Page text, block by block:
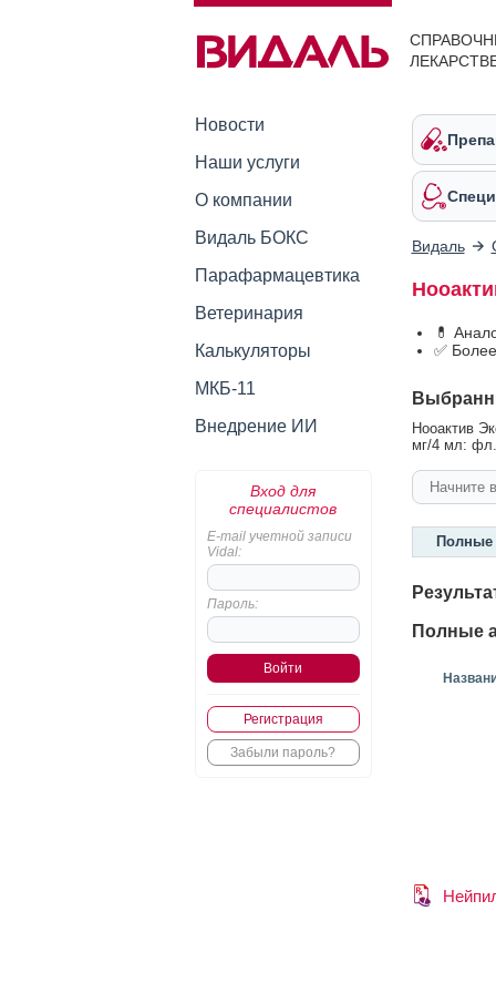
Новости
Наши услуги
О компании
Видаль БОКС
Парафармацевтика
Ветеринария
Калькуляторы
МКБ-11
Внедрение ИИ
Вход для
специалистов
E-mail учетной записи
Vidal:
Пароль:
Регистрация
Забыли пароль?
Видаль
💊
✅
Нооактив
мг/4 мл:
Полные
Полные